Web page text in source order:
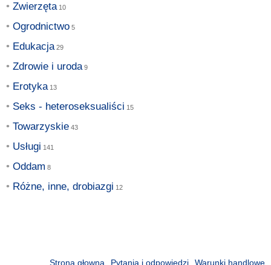
Zwierzęta
Ogrodnictwo
Edukacja
Zdrowie i uroda
Erotyka
Seks - heteroseksualiści
Towarzyskie
Usługi
Oddam
Różne, inne, drobiazgi
Strona głowna Pytania i odpowiedzi Warunki handlowe